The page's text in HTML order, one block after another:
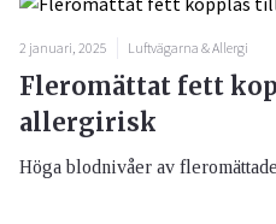
2 januari, 2025 Luftvägarna & Allergi
Fleromättat fett
allergirisk
Höga blodnivåer av